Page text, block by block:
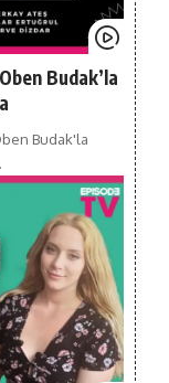
Budak’la
Budak'la